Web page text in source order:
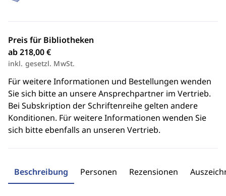
Preis für Bibliotheken
ab 218,00 €
inkl. gesetzl. MwSt.
Für weitere Informationen und Bestellungen wenden
Sie sich bitte an unsere Ansprechpartner im Vertrieb.
Bei Subskription der Schriftenreihe gelten andere
Konditionen. Für weitere Informationen wenden Sie
sich bitte ebenfalls an unseren Vertrieb.
Beschreibung Personen Rezensionen